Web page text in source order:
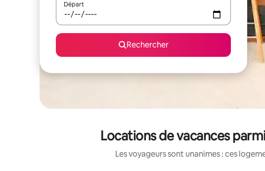
Départ
Rechercher
Locations de vacances
Les voyageurs sont unanimes : ces